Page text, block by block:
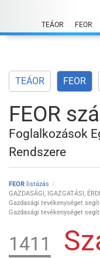
content
TEÁOR FEOR
TEÁOR FEOR
FEOR
Foglalkozások
Rendszere
FEOR listázás
GAZDASÁGI, IGAZGATÁSI,
Gazdasági tevékenységet
Gazdasági tevékenységet
1411